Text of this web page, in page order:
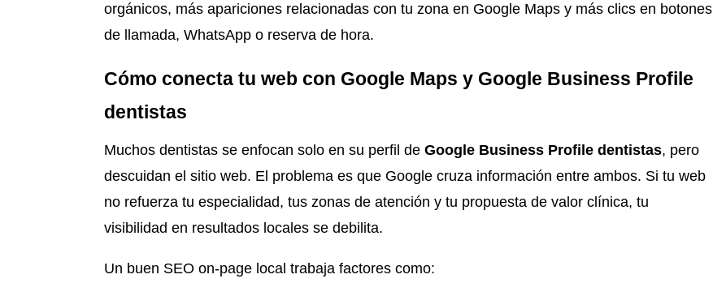
orgánicos, más apariciones relacionadas con tu zona en Google Maps y más clics en botones
de llamada, WhatsApp o reserva de hora.
Cómo conecta tu web con Google Maps y Google Business Profile
dentistas
Muchos dentistas se enfocan solo en su perfil de Google Business Profile dentistas, pero
descuidan el sitio web. El problema es que Google cruza información entre ambos. Si tu web
no refuerza tu especialidad, tus zonas de atención y tu propuesta de valor clínica, tu
visibilidad en resultados locales se debilita.
Un buen SEO on-page local trabaja factores como: